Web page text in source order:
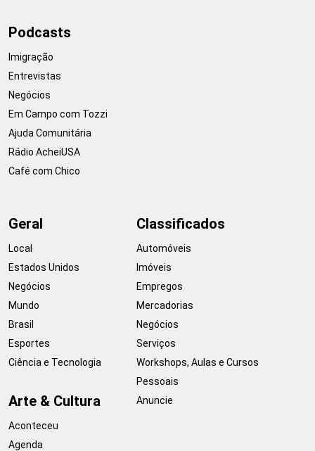
Podcasts
Imigração
Entrevistas
Negócios
Em Campo com Tozzi
Ajuda Comunitária
Rádio AcheiUSA
Café com Chico
Geral
Local
Estados Unidos
Negócios
Mundo
Brasil
Esportes
Ciência e Tecnologia
Arte & Cultura
Aconteceu
Agenda
Classificados
Automóveis
Imóveis
Empregos
Mercadorias
Negócios
Serviços
Workshops, Aulas e Cursos
Pessoais
Anuncie